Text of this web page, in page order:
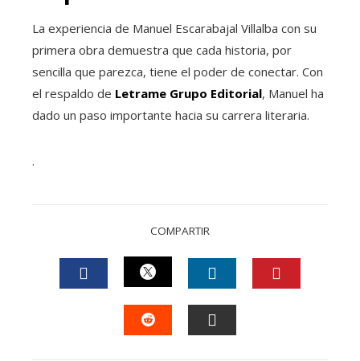
La experiencia de Manuel Escarabajal Villalba con su
primera obra demuestra que cada historia, por
sencilla que parezca, tiene el poder de conectar. Con
el respaldo de Letrame Grupo Editorial, Manuel ha
dado un paso importante hacia su carrera literaria.
.
COMPARTIR
FACEBOOKTWITTERLINKEDIN